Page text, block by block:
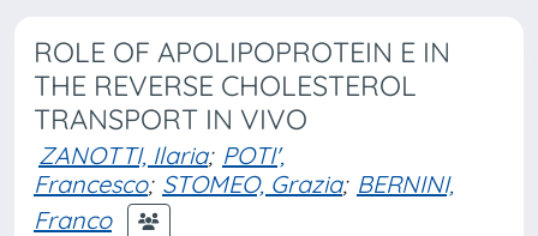
ROLE OF APOLIPOPROTEIN E IN
THE REVERSE CHOLESTEROL
TRANSPORT IN VIVO
ZANOTTI, Ilaria; POTI',
Francesco; STOMEO, Grazia; BERNINI,
Franco